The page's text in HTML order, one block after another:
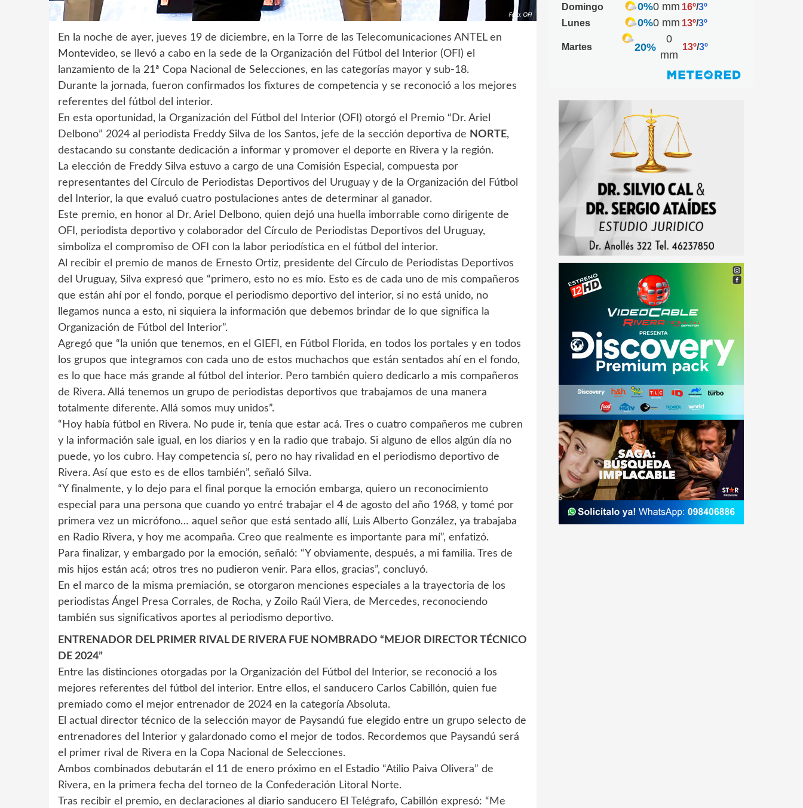
En la noche de ayer, jueves 19 de diciembre, en la Torre de las Telecomunicaciones ANTEL en
Montevideo, se llevó a cabo en la sede de la Organización del Fútbol del Interior (OFI) el
lanzamiento de la 21ª Copa Nacional de Selecciones, en las categorías mayor y sub-18.
Durante la jornada, fueron confirmados los fixtures de competencia y se reconoció a los mejores
referentes del fútbol del interior.
En esta oportunidad, la Organización del Fútbol del Interior (OFI) otorgó el Premio “Dr. Ariel
Delbono” 2024 al periodista Freddy Silva de los Santos, jefe de la sección deportiva de NORTE,
destacando su constante dedicación a informar y promover el deporte en Rivera y la región.
La elección de Freddy Silva estuvo a cargo de una Comisión Especial, compuesta por
representantes del Círculo de Periodistas Deportivos del Uruguay y de la Organización del Fútbol
del Interior, la que evaluó cuatro postulaciones antes de determinar al ganador.
Este premio, en honor al Dr. Ariel Delbono, quien dejó una huella imborrable como dirigente de
OFI, periodista deportivo y colaborador del Círculo de Periodistas Deportivos del Uruguay,
simboliza el compromiso de OFI con la labor periodística en el fútbol del interior.
Al recibir el premio de manos de Ernesto Ortiz, presidente del Círculo de Periodistas Deportivos
del Uruguay, Silva expresó que “primero, esto no es mío. Esto es de cada uno de mis compañeros
que están ahí por el fondo, porque el periodismo deportivo del interior, si no está unido, no
llegamos nunca a esto, ni siquiera la información que debemos brindar de lo que significa la
Organización de Fútbol del Interior”.
Agregó que “la unión que tenemos, en el GIEFI, en Fútbol Florida, en todos los portales y en todos
los grupos que integramos con cada uno de estos muchachos que están sentados ahí en el fondo,
es lo que hace más grande al fútbol del interior. Pero también quiero dedicarlo a mis compañeros
de Rivera. Allá tenemos un grupo de periodistas deportivos que trabajamos de una manera
totalmente diferente. Allá somos muy unidos”.
“Hoy había fútbol en Rivera. No pude ir, tenía que estar acá. Tres o cuatro compañeros me cubren
y la información sale igual, en los diarios y en la radio que trabajo. Si alguno de ellos algún día no
puede, yo los cubro. Hay competencia sí, pero no hay rivalidad en el periodismo deportivo de
Rivera. Así que esto es de ellos también”, señaló Silva.
“Y finalmente, y lo dejo para el final porque la emoción embarga, quiero un reconocimiento
especial para una persona que cuando yo entré trabajar el 4 de agosto del año 1968, y tomé por
primera vez un micrófono… aquel señor que está sentado allí, Luis Alberto González, ya trabajaba
en Radio Rivera, y hoy me acompaña. Creo que realmente es importante para mí”, enfatizó.
Para finalizar, y embargado por la emoción, señaló: “Y obviamente, después, a mi familia. Tres de
mis hijos están acá; otros tres no pudieron venir. Para ellos, gracias”, concluyó.
En el marco de la misma premiación, se otorgaron menciones especiales a la trayectoria de los
periodistas Ángel Presa Corrales, de Rocha, y Zoilo Raúl Viera, de Mercedes, reconociendo
también sus significativos aportes al periodismo deportivo.
ENTRENADOR DEL PRIMER RIVAL DE RIVERA FUE NOMBRADO “MEJOR DIRECTOR TÉCNICO
DE 2024”
Entre las distinciones otorgadas por la Organización del Fútbol del Interior, se reconoció a los
mejores referentes del fútbol del interior. Entre ellos, el sanducero Carlos Cabillón, quien fue
premiado como el mejor entrenador de 2024 en la categoría Absoluta.
El actual director técnico de la selección mayor de Paysandú fue elegido entre un grupo selecto de
entrenadores del Interior y galardonado como el mejor de todos. Recordemos que Paysandú será
el primer rival de Rivera en la Copa Nacional de Selecciones.
Ambos combinados debutarán el 11 de enero próximo en el Estadio “Atilio Paiva Olivera” de
Rivera, en la primera fecha del torneo de la Confederación Litoral Norte.
Tras recibir el premio, en declaraciones al diario sanducero El Telégrafo, Cabillón expresó: “Me
Domingo
0%0 mm 16º/3º
Lunes
0%0 mm 13º/3º
Martes 20%
0
mm
13º/3º